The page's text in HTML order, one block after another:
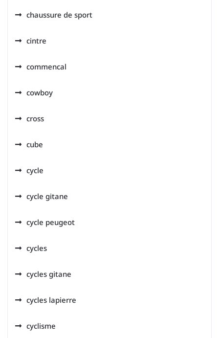
chaussure de sport
cintre
commencal
cowboy
cross
cube
cycle
cycle gitane
cycle peugeot
cycles
cycles gitane
cycles lapierre
cyclisme